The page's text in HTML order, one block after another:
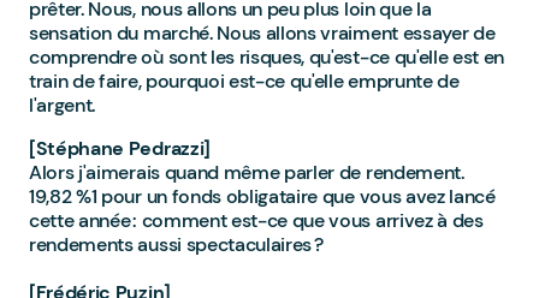
prêter. Nous, nous allons un peu plus loin que la
sensation du marché. Nous allons vraiment essayer de
comprendre où sont les risques, qu'est-ce qu'elle est en
train de faire, pourquoi est-ce qu'elle emprunte de
l'argent.
[Stéphane Pedrazzi]
Alors j'aimerais quand même parler de rendement.
19,82 %1 pour un fonds obligataire que vous avez lancé
cette année : comment est-ce que vous arrivez à des
rendements aussi spectaculaires ?
[Frédéric Puzin]